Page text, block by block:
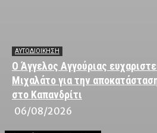
ΑΥΤΟΔΙΟΙΚΗΣΗ
Ο Άγγελος Αγγούριας
Μιχαλάτο για την
στο Καπανδρίτι
06/08/2026